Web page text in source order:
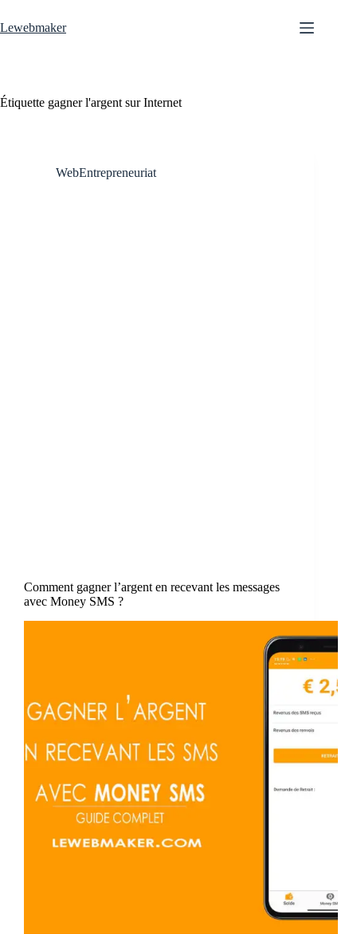
au
contenu
Lewebmaker
Étiquette gagner l'argent sur Internet
WebEntrepreneuriat
Comment gagner l’argent en recevant les messages
avec Money SMS ?